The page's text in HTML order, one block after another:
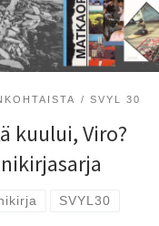
SVYL 30
kuului, Viro?
SVYL30